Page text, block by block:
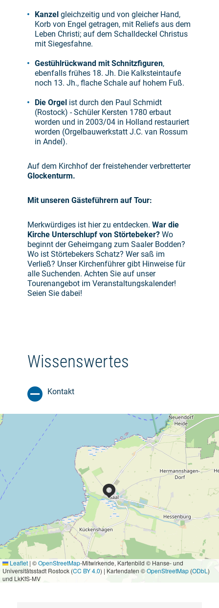
Kanzel gleichzeitig und von gleicher Hand,
Korb von Engel getragen, mit Reliefs aus dem
Leben Christi; auf dem Schalldeckel Christus
mit Siegesfahne.
Gestühlrückwand mit Schnitzfiguren,
ebenfalls frühes 18. Jh. Die Kalksteintaufe
noch 13. Jh., flache Schale auf hohem Fuß.
Die Orgel ist durch den Paul Schmidt
(Rostock) - Schüler Kersten 1780 erbaut
worden und in 2003/04 in Holland restauriert
worden (Orgelbauwerkstatt J.C. van Rossum
in Andel).
Auf dem Kirchhof der freistehender verbretterter
Glockenturm.
Mit unseren Gästeführern auf Tour:
Merkwürdiges ist hier zu entdecken. War die
Kirche Unterschlupf von Störtebeker? Wo
beginnt der Geheimgang zum Saaler Bodden?
Wo ist Störtebekers Schatz? Wer saß im
Verließ? Unser Kirchenführer gibt Hinweise für
alle Suchenden. Achten Sie auf unser
Tourenangebot im Veranstaltungskalender!
Seien Sie dabei!
Wissenswertes
Kontakt
Leaflet | ©OpenStreetMap-Mitwirkende, Kartenbild © Hanse- und
Universitätsstadt Rostock (CC BY 4.0) | Kartendaten ©OpenStreetMap (ODbL)
und LkKfS-MV